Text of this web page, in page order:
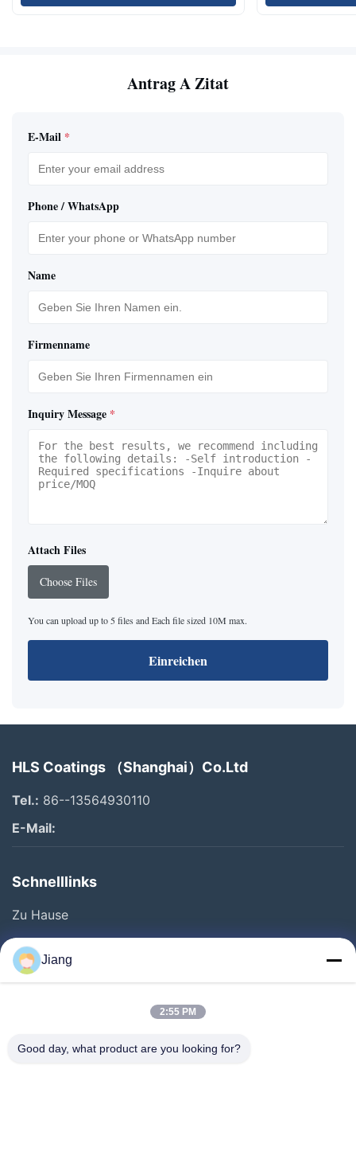
Antrag A Zitat
E-Mail *
Phone / WhatsApp
Name
Firmenname
Inquiry Message *
Attach Files
Choose Files
You can upload up to 5 files and Each file sized 10M max.
Einreichen
HLS Coatings （Shanghai）Co.Ltd
Tel.: 86--13564930110
E-Mail:
Schnelllinks
Zu Hause
Produkte
Videos
Werksbesichtigung
Jiang
2:55 PM
Good day, what product are you looking for?